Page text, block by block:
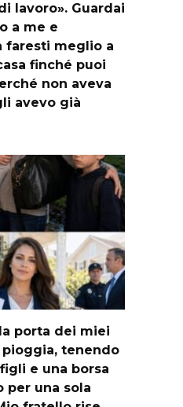
lavoro». Guardai
a me e
faresti meglio a
finché puoi
non aveva
avevo già
porta dei miei
tenendo
e una borsa
per una sola